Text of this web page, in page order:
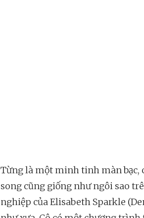
Từng là một minh tinh màn bạc,
song cũng giống như ngôi sao
nghiệp của Elisabeth Sparkle